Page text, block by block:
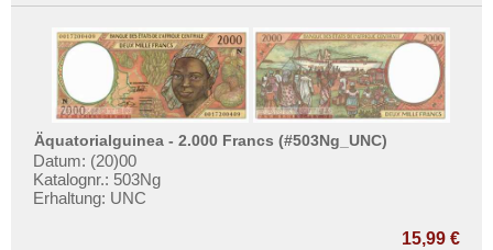
Äquatorialguinea - 2.000 Francs (#503Ng_UNC)
Datum: (20)00
Katalognr.: 503Ng
Erhaltung: UNC
15,99 €